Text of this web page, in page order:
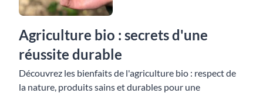
Agriculture bio : secrets d'une
réussite durable
Découvrez les bienfaits de l'agriculture bio : respect de
la nature, produits sains et durables pour une